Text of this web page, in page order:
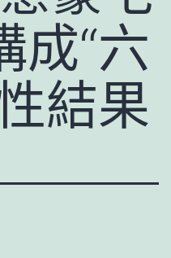
成“六
結果